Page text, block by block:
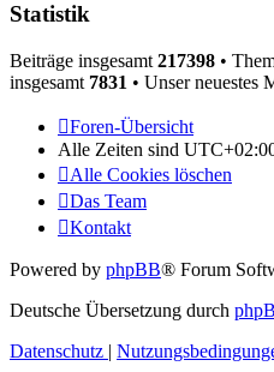
Statistik
Beiträge insgesamt 217398 •
insgesamt 7831 • Unser neuestes
Foren-Übersicht
Alle Zeiten sind
Alle Cookies löschen
Das Team
Kontakt
Powered by phpBB® Forum
Deutsche Übersetzung durch
Datenschutz |